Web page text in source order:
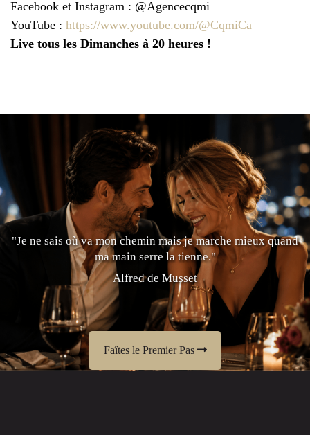
Facebook et Instagram : @Agencecqmi
YouTube : https://www.youtube.com/@CqmiCa
Live tous les Dimanches à 20 heures !
"Je ne sais où va mon chemin mais je marche mieux quand
ma main serre la tienne."
Alfred de Musset
Faîtes le Premier Pas